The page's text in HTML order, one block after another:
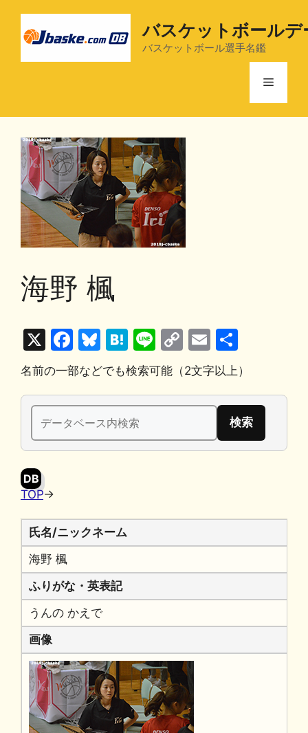
バスケットボールデ
バスケットボール選手名鑑
メ
海野 楓
X
F
a
c
e
b
o
Bl
u
e
s
k
y
H
at
e
n
a
Li
n
e
C
o
p
y
n
E
m
ai
l
有
名前の一部などでも検索可能（2文字以上）
検
索:
DB
TOP→
氏名/ニックネーム
海野 楓
ふりがな・英表記
うんの かえで
画像